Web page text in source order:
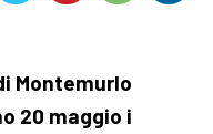
Montemurlo
20 maggio i